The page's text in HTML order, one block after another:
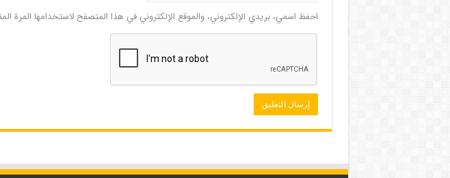
احفظ اسمي، بريدي الإلكتروني، والموقع الإلكتروني في هذا المتصفح لاستخدامها المرة